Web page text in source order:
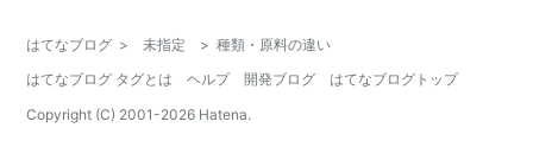
はてなブログ > 未指定 > 種類・原料の違い
はてなブログ タグとは
ヘルプ 開発ブログ
はてなブログトップ
Copyright (C) 2001-2026 Hatena.